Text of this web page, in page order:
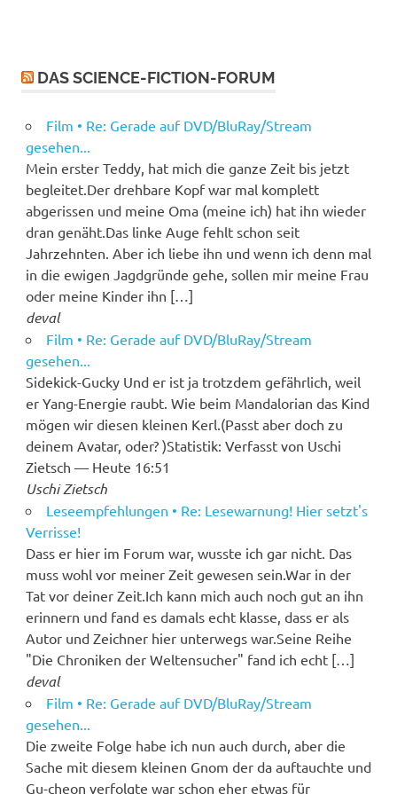
DAS SCIENCE-FICTION-FORUM
Film • Re: Gerade auf DVD/BluRay/Stream
gesehen...
Mein erster Teddy, hat mich die ganze Zeit bis jetzt
begleitet.Der drehbare Kopf war mal komplett
abgerissen und meine Oma (meine ich) hat ihn wieder
dran genäht.Das linke Auge fehlt schon seit
Jahrzehnten. Aber ich liebe ihn und wenn ich denn mal
in die ewigen Jagdgründe gehe, sollen mir meine Frau
oder meine Kinder ihn […]
deval
Film • Re: Gerade auf DVD/BluRay/Stream
gesehen...
Sidekick-Gucky Und er ist ja trotzdem gefährlich, weil
er Yang-Energie raubt. Wie beim Mandalorian das Kind
mögen wir diesen kleinen Kerl.(Passt aber doch zu
deinem Avatar, oder? )Statistik: Verfasst von Uschi
Zietsch — Heute 16:51
Uschi Zietsch
Leseempfehlungen • Re: Lesewarnung! Hier setzt's
Verrisse!
Dass er hier im Forum war, wusste ich gar nicht. Das
muss wohl vor meiner Zeit gewesen sein.War in der
Tat vor deiner Zeit.Ich kann mich auch noch gut an ihn
erinnern und fand es damals echt klasse, dass er als
Autor und Zeichner hier unterwegs war.Seine Reihe
"Die Chroniken der Weltensucher" fand ich echt […]
deval
Film • Re: Gerade auf DVD/BluRay/Stream
gesehen...
Die zweite Folge habe ich nun auch durch, aber die
Sache mit diesem kleinen Gnom der da auftauchte und
Gu-cheon verfolgte war schon eher etwas für